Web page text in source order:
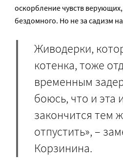
оскорбление чувств
бездомного. Но не за садизм
Живодерки,
котенка, тоже
временным
боюсь, что и эта
закончится тем
отпустить», –
Корзинина.